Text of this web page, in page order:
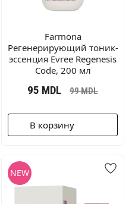
Farmona
Регенерирующий тоник-
эссенция Evree Regenesis
Code, 200 мл
95 MDL 99MDL
В корзину